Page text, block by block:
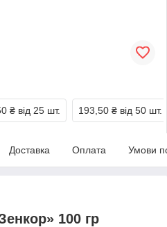
₴ від 25 шт. 193,50 ₴ від 50 шт.
Доставка Оплата Умови
100 гр